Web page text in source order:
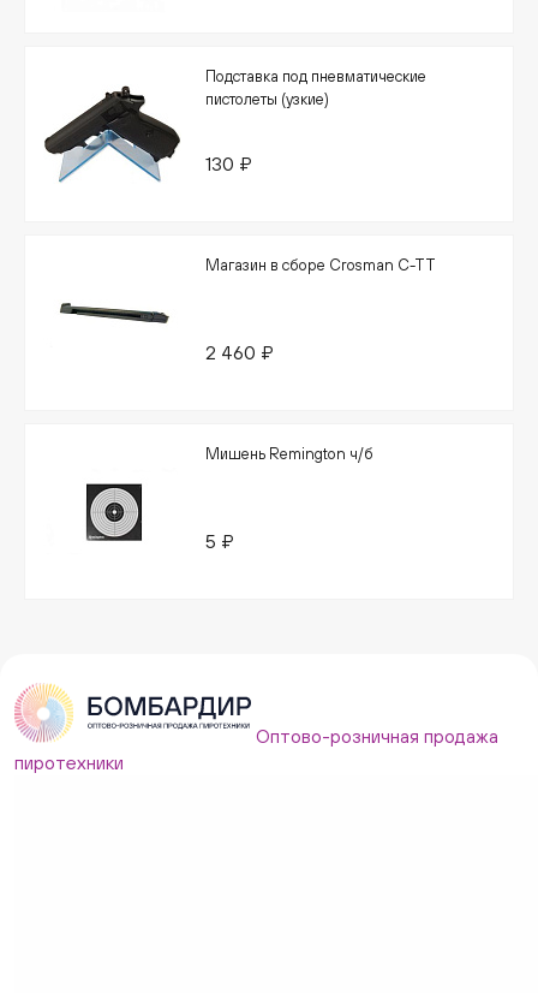
Подставка под пневматические
пистолеты (узкие)
130 ₽
Магазин в сборе Crosman C-TT
2 460 ₽
Мишень Remington ч/б
5 ₽
Оптово-розничная продажа
пиротехники